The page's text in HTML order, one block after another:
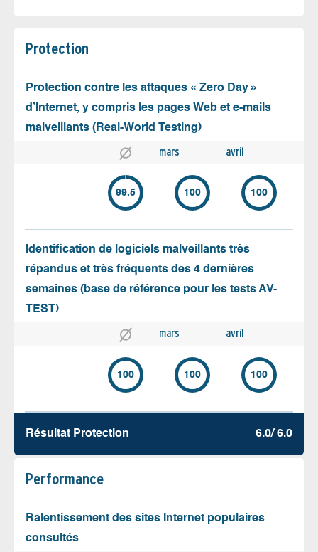
Protection
Protection contre les attaques « Zero Day »
d’Internet, y compris les pages Web et e-mails
malveillants (Real-World Testing)
mars avril
99.5 100 100
Identification de logiciels malveillants très
répandus et très fréquents des 4 dernières
semaines (base de référence pour les tests AV-
TEST)
mars avril
100 100 100
Résultat Protection 6.0/ 6.0
Performance
Ralentissement des sites Internet populaires
consultés